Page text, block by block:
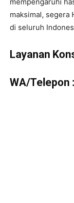
maksimal, segera
di seluruh
Layanan
WA/Telepon :